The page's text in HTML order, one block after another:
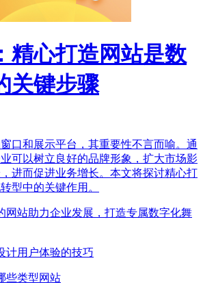
精心打造网站是数
关键步骤
口和展示平台，其重要性不言而喻。通
可以树立良好的品牌形象，扩大市场影
进而促进业务增长。本文将探讨精心打
型中的关键作用。
网站助力企业发展，打造专属数字化舞
计用户体验的技巧
些类型网站